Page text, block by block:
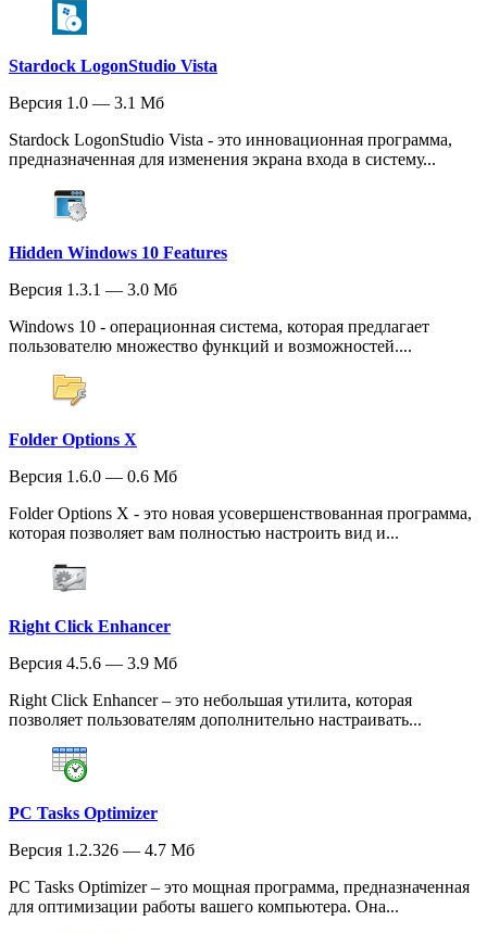
Stardock LogonStudio Vista
Версия 1.0 — 3.1 Мб
Stardock LogonStudio Vista - это инновационная программа,
предназначенная для изменения экрана входа в систему...
Hidden Windows 10 Features
Версия 1.3.1 — 3.0 Мб
Windows 10 - операционная система, которая предлагает
пользователю множество функций и возможностей....
Folder Options X
Версия 1.6.0 — 0.6 Мб
Folder Options X - это новая усовершенствованная программа,
которая позволяет вам полностью настроить вид и...
Right Click Enhancer
Версия 4.5.6 — 3.9 Мб
Right Click Enhancer – это небольшая утилита, которая
позволяет пользователям дополнительно настраивать...
PC Tasks Optimizer
Версия 1.2.326 — 4.7 Мб
PC Tasks Optimizer – это мощная программа, предназначенная
для оптимизации работы вашего компьютера. Она...